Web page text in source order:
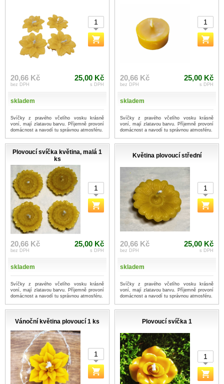
20,66 Kč
bez DPH
25,00 Kč
s DPH
skladem
Svíčky z pravého včelího vosku krásně
voní, mají zlatavou barvu. Příjemně provoní
domácnost a navodí tu správnou atmosféru.
20,66 Kč
bez DPH
25,00 Kč
s DPH
skladem
Svíčky z pravého včelího vosku krásně
voní, mají zlatavou barvu. Příjemně provoní
domácnost a navodí tu správnou atmosféru.
Plovoucí svíčka květina, malá 1
ks
20,66 Kč
bez DPH
25,00 Kč
s DPH
skladem
Svíčky z pravého včelího vosku krásně
voní, mají zlatavou barvu. Příjemně provoní
domácnost a navodí tu správnou atmosféru.
Květina plovoucí střední
20,66 Kč
bez DPH
25,00 Kč
s DPH
skladem
Svíčky z pravého včelího vosku krásně
voní, mají zlatavou barvu. Příjemně provoní
domácnost a navodí tu správnou atmosféru.
Vánoční květina plovoucí 1 ks Plovoucí svíčka 1